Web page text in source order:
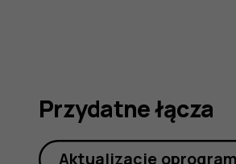
Przydatne łącza
Aktualizacje